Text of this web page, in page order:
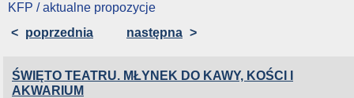
KFP / aktualne propozycje
< poprzednia następna >
ŚWIĘTO TEATRU. MŁYNEK DO KAWY, KOŚCI I
AKWARIUM